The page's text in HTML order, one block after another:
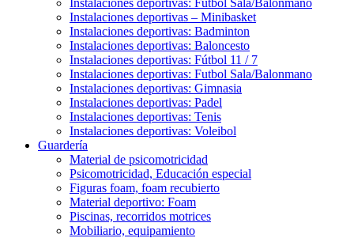
Instalaciones deportivas: Futbol Sala/Balonmano
Instalaciones deportivas – Minibasket
Instalaciones deportivas: Badminton
Instalaciones deportivas: Baloncesto
Instalaciones deportivas: Fútbol 11 / 7
Instalaciones deportivas: Futbol Sala/Balonmano
Instalaciones deportivas: Gimnasia
Instalaciones deportivas: Padel
Instalaciones deportivas: Tenis
Instalaciones deportivas: Voleibol
Guardería
Material de psicomotricidad
Psicomotricidad, Educación especial
Figuras foam, foam recubierto
Material deportivo: Foam
Piscinas, recorridos motrices
Mobiliario, equipamiento